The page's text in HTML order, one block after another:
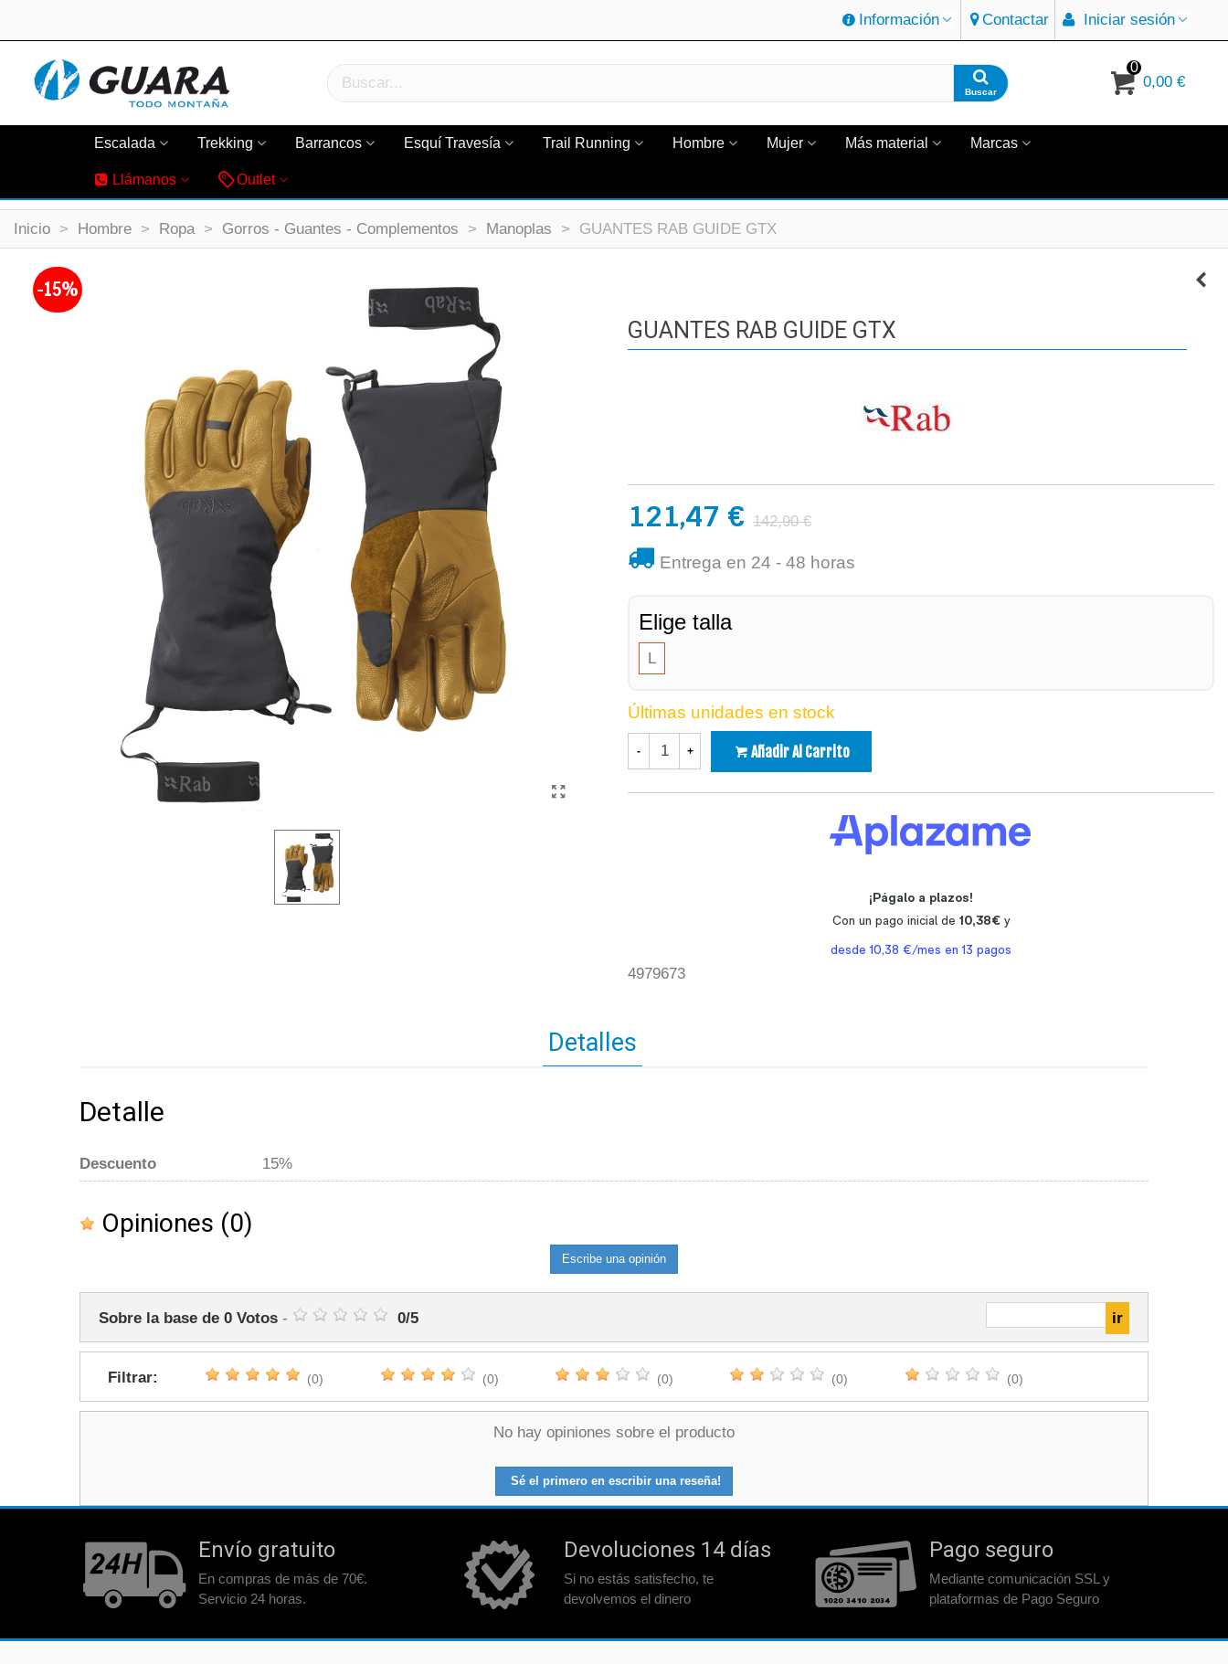
Información Contactar Iniciar sesión
Buscar
0
0,00 €
Escalada Trekking Barrancos Esquí Travesía Trail Running Hombre Mujer Más material Marcas
Llámanos Outlet
Inicio > Hombre > Ropa > Gorros - Guantes - Complementos > Manoplas > GUANTES RAB GUIDE GTX
-15%
GUANTES RAB GUIDE GTX
121,47 € 142,90 €
Entrega en 24 - 48 horas
Elige talla
L
Últimas unidades en stock
- + Añadir Al Carrito
4979673
Detalles
Detalle
Descuento 15%
Opiniones (0)
Escribe una opinión
Sobre la base de 0 Votos - 0/5
Filtrar: (0) (0) (0) (0) (0)
No hay opiniones sobre el producto
Sé el primero en escribir una reseña!
Envío gratuito
En compras de más de 70€.
Servicio 24 horas.
Devoluciones 14 días
Si no estás satisfecho, te
devolvemos el dinero
Pago seguro
Mediante comunicación SSL y
plataformas de Pago Seguro